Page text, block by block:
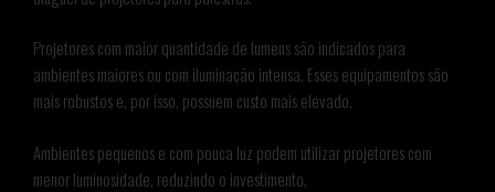
Projetores com maior quantidade de lumens são indicados para
ambientes maiores ou com iluminação intensa. Esses equipamentos são
mais robustos e, por isso, possuem custo mais elevado.
Ambientes pequenos e com pouca luz podem utilizar projetores com
menor luminosidade, reduzindo o investimento.